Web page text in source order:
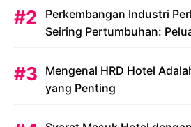
Perkembangan Industri
Seiring Pertumbuhan:
Mengenal HRD Hotel
yang Penting